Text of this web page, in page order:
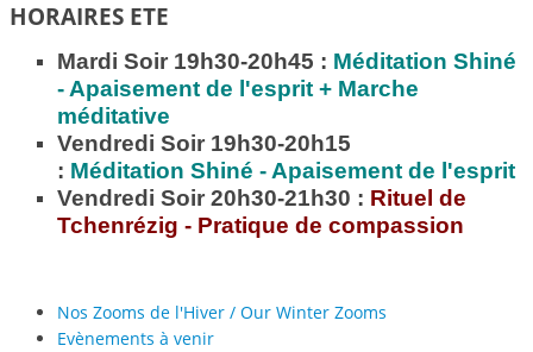
HORAIRES ETE
Mardi Soir 19h30-20h45 : Méditation Shiné
- Apaisement de l'esprit + Marche
méditative
Vendredi Soir 19h30-20h15
: Méditation Shiné - Apaisement de l'esprit
Vendredi Soir 20h30-21h30 : Rituel de
Tchenrézig - Pratique de compassion
Nos Zooms de l'Hiver / Our Winter Zooms
Evènements à venir